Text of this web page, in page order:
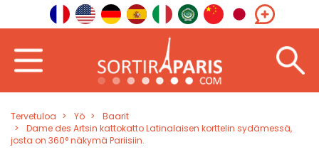
Tervetuloa Yö
Baarit
Dame des Artsin kattokatto Latinalaisen korttelin sydämessä,
josta on 360° näkymä Pariisiin.